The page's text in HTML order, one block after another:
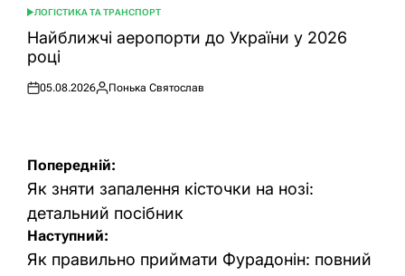
ОПУБЛІКУВАТИ
У
ЛОГІСТИКА ТА ТРАНСПОРТ
Найближчі аеропорти до України у 2026
році
Оприлюднено
05.08.2026
Опубліковано
Понька Святослав
Навігація
записів
Попередній:
Як зняти запалення кісточки на нозі:
детальний посібник
Наступний:
Як правильно приймати Фурадонін: повний